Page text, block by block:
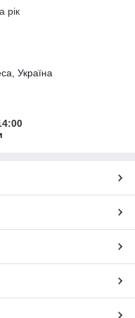
рік
Україна